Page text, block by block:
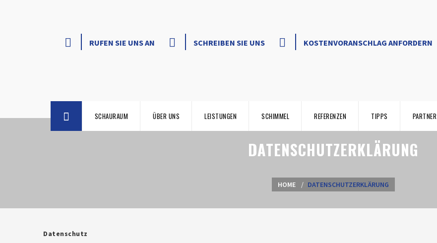
RUFEN SIE UNS AN SCHREIBEN SIE UNS KOSTENVORANSCHLAG ANFORDERN
SCHAURAUM ÜBER UNS LEISTUNGEN SCHIMMEL REFERENZEN TIPPS PARTNER
DATENSCHUTZERKLÄRUNG
HOME DATENSCHUTZERKLÄRUNG
Datenschutz